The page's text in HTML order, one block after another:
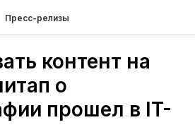
Пресс-релизы
контент на
о
прошел в IT-